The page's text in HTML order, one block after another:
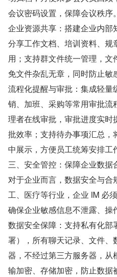
会议密码设置，保障会议秩序。
企业资源共享：搭建企业内部
分享工作文档、培训资料、规
用；支持群文件统一管理，
免文件杂乱无章，同时防止敏
流程化提醒与审批：集成轻量
销、加班、采购等常用审批
理者在线审批，审批进度实
批效率；支持待办事项汇总
中展示，方便员工统筹安排工
三、安全管控：保障企业数据
对于企业而言，数据安全与
工、医疗等行业，企业 IM 必
确保企业敏感信息不泄露、操
数据安全保障：支持私有化部
署），所有聊天记录、文件、
器，不经过第三方服务器，
输加密、存储加密，防止数